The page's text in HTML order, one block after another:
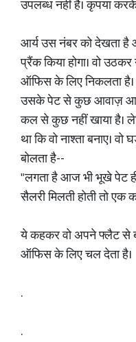
उपलब्ध नहीं है। कृपया
आर्य उस नंबर को देखता है
प्रैंक किया होगा। वो
ऑफिस के लिए निकलता है।
उसके पेट से कुछ आवाज़
कल से कुछ नहीं खाया है।
था कि वो नाश्ता बनाए।
बोलता है--
"लगता है आज भी भूखे पेट ही
सैलरी मिलती होती तो एक
ये कहकर वो अपने फ्लैट से
ऑफिस के लिए चल देता है।
.
.